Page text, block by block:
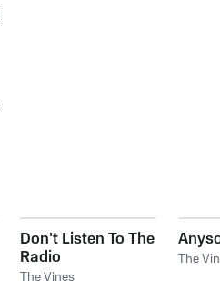
Don't Listen To The
Radio
The Vines
The